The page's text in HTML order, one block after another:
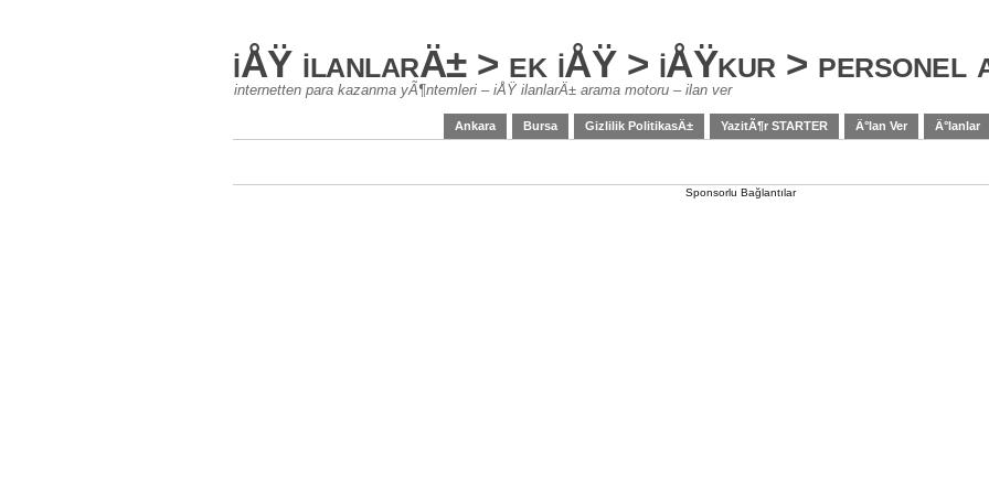
iÅŸ ilanlarÄ± > ek iÅŸ > iÅŸkur > personel
internetten para kazanma yÃ¶ntemleri – iÅŸ ilanlarÄ± arama motoru – ilan ver
Ankara Bursa Gizlilik PolitikasÄ± YazitÃ¶r STARTER Ä°lan Ver Ä°lanlar
Sponsorlu Bağlantılar